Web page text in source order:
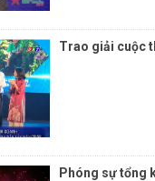
Trao giải cuộc
Phóng sự tổng